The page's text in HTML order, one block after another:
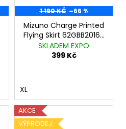
1 190 KČ –66 %
Mizuno Charge Printed
Flying Skirt 62GBB20167
Purple Magic
SKLADEM EXPO
399 Kč
XL
AKCE
VÝPRODEJ